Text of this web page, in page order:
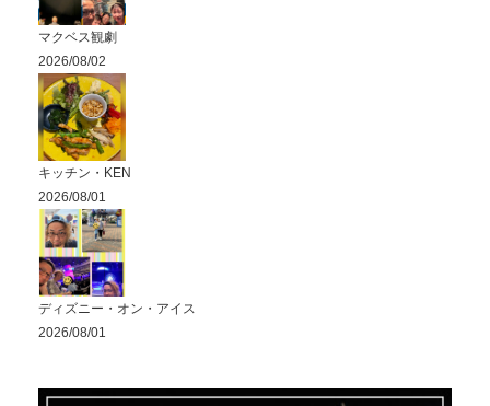
マクベス観劇
2026/08/02
キッチン・KEN
2026/08/01
ディズニー・オン・アイス
2026/08/01